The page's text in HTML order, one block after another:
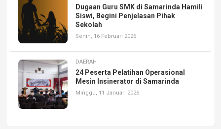
Dugaan Guru SMK di Samarinda Hamili
Siswi, Begini Penjelasan Pihak
Sekolah
Senin, 16 Februari 2026
DAERAH
24 Peserta Pelatihan Operasional
Mesin Insinerator di Samarinda
Minggu, 11 Januari 2026